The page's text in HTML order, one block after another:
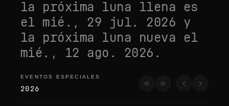
la próxima luna llena es
el mié., 29 jul. 2026 y
la próxima luna nueva el
mié., 12 ago. 2026 .
eventos especiales
EVENTOS ESPECIALES
2026